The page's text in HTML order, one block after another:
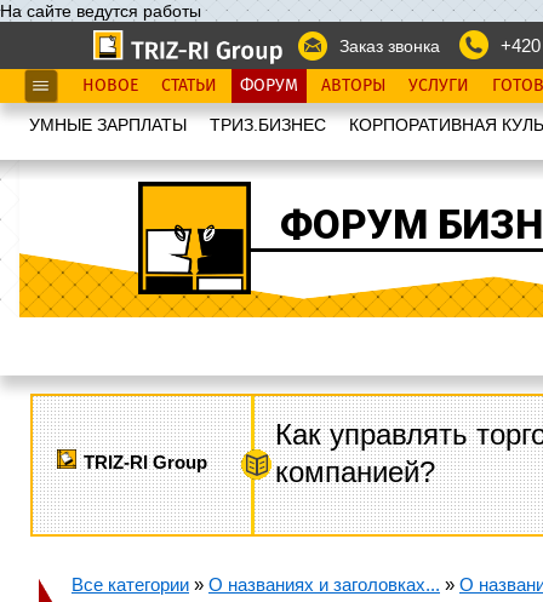
На сайте ведутся работы
Заказ звонка
НОВОЕ СТАТЬИ ФОРУМ АВТОРЫ УСЛУГИ
УМНЫЕ ЗАРПЛАТЫ ТРИЗ.БИЗНЕС КОРПОРАТИВНАЯ
ФОРУМ
TRIZ-RI Group
Как управлять
компанией?
Все категории » О названиях и заголовках... » О